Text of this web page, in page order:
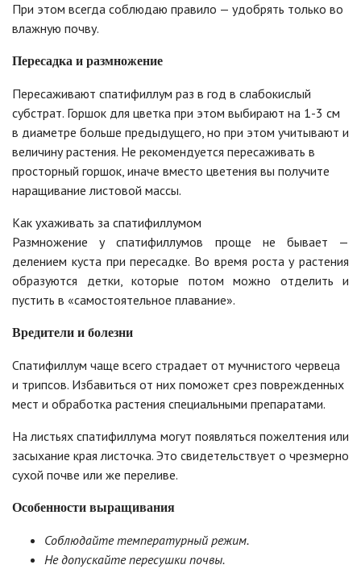
При этом всегда соблюдаю правило — удобрять только во
влажную почву.
Пересадка и размножение
Пересаживают спатифиллум раз в год в слабокислый
субстрат. Горшок для цветка при этом выбирают на 1-3 см
в диаметре больше предыдущего, но при этом учитывают и
величину растения. Не рекомендуется пересаживать в
просторный горшок, иначе вместо цветения вы получите
наращивание листовой массы.
Как ухаживать за спатифиллумом
Размножение у спатифиллумов проще не бывает —
делением куста при пересадке. Во время роста у растения
образуются детки, которые потом можно отделить и
пустить в «самостоятельное плавание».
Вредители и болезни
Спатифиллум чаще всего страдает от мучнистого червеца
и трипсов. Избавиться от них поможет срез поврежденных
мест и обработка растения специальными препаратами.
На листьях спатифиллума могут появляться пожелтения или
засыхание края листочка. Это свидетельствует о чрезмерно
сухой почве или же переливе.
Особенности выращивания
Соблюдайте температурный режим.
Не допускайте пересушки почвы.